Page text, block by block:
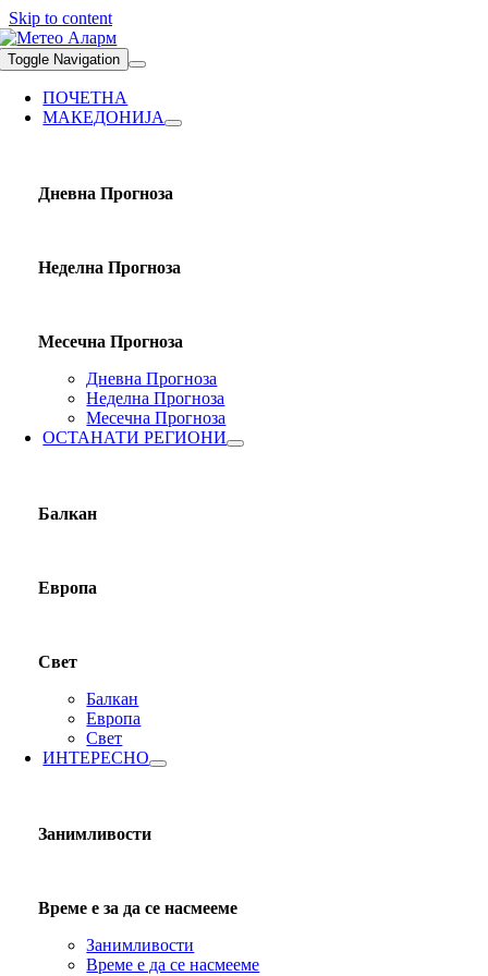
Skip to content
Toggle Navigation
ПОЧЕТНА
МАКЕДОНИЈА
Дневна Прогноза
Неделна Прогноза
Месечна Прогноза
Дневна Прогноза
Неделна Прогноза
Месечна Прогноза
ОСТАНАТИ РЕГИОНИ
Балкан
Европа
Свет
Балкан
Европа
Свет
ИНТЕРЕСНО
Занимливости
Време е за да се насмееме
Занимливости
Време е да се насмееме